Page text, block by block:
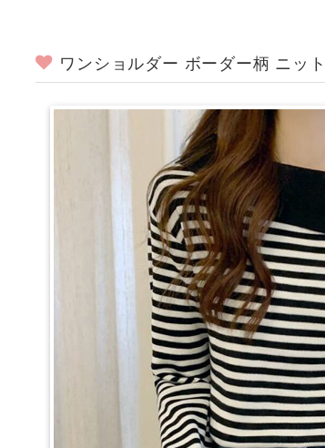
ワンショルダー ボーダー柄 ニッ